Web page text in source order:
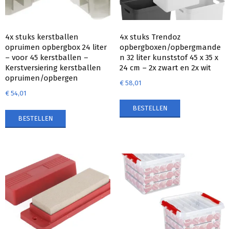
4x stuks kerstballen
opruimen opbergbox 24 liter
– voor 45 kerstballen –
Kerstversiering kerstballen
opruimen/opbergen
€ 54,01
BESTELLEN
4x stuks Trendoz
opbergboxen/opbergmande
n 32 liter kunststof 45 x 35 x
24 cm – 2x zwart en 2x wit
€58,01
BESTELLEN